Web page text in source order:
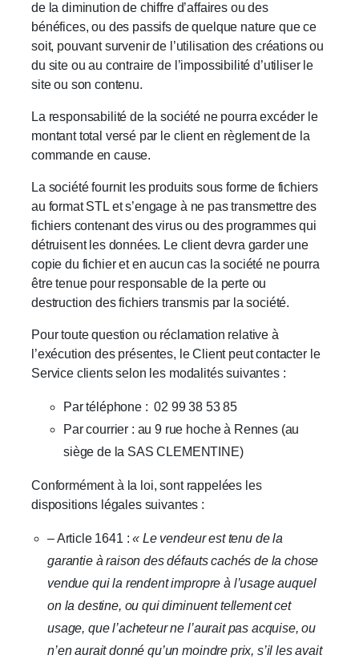
de la diminution de chiffre d’affaires ou des
bénéfices, ou des passifs de quelque nature que ce
soit, pouvant survenir de l’utilisation des créations ou
du site ou au contraire de l’impossibilité d’utiliser le
site ou son contenu.
La responsabilité de la société ne pourra excéder le
montant total versé par le client en règlement de la
commande en cause.
La société fournit les produits sous forme de fichiers
au format STL et s’engage à ne pas transmettre des
fichiers contenant des virus ou des programmes qui
détruisent les données. Le client devra garder une
copie du fichier et en aucun cas la société ne pourra
être tenue pour responsable de la perte ou
destruction des fichiers transmis par la société.
Pour toute question ou réclamation relative à
l’exécution des présentes, le Client peut contacter le
Service clients selon les modalités suivantes :
Par téléphone : 02 99 38 53 85
Par courrier : au 9 rue hoche à Rennes (au
siège de la SAS CLEMENTINE)
Conformément à la loi, sont rappelées les
dispositions légales suivantes :
– Article 1641 :« Le vendeur est tenu de la
garantie à raison des défauts cachés de la chose
vendue qui la rendent impropre à l’usage auquel
on la destine, ou qui diminuent tellement cet
usage, que l’acheteur ne l’aurait pas acquise, ou
n’en aurait donné qu’un moindre prix, s’il les avait